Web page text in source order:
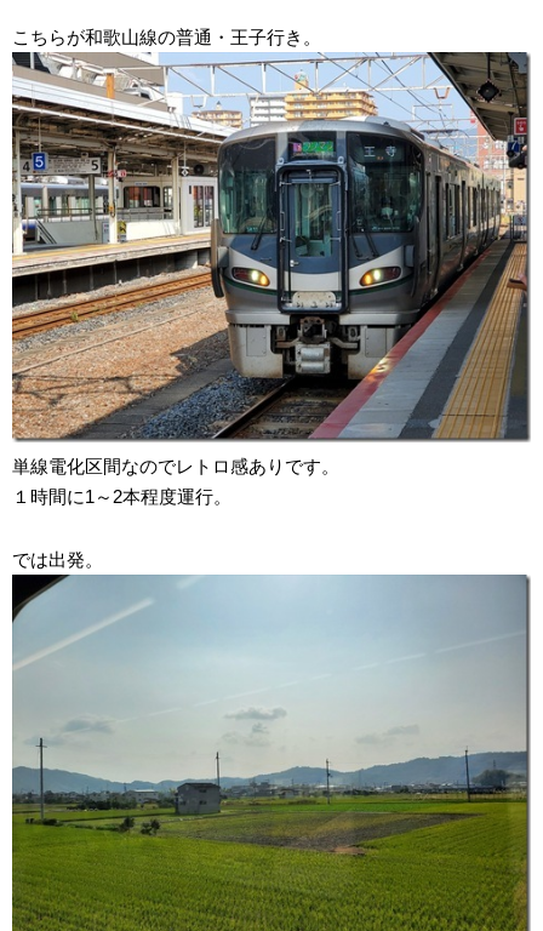
こちらが和歌山線の普通・王子行き。
単線電化区間なのでレトロ感ありです。
１時間に1～2本程度運行。
では出発。